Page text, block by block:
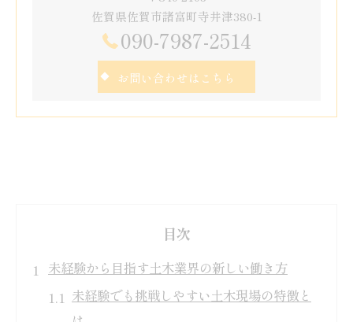
佐賀県佐賀市諸富町寺井津380-1
090-7987-2514
お問い合わせはこちら
目次
未経験から目指す土木業界の新しい働き方
未経験でも挑戦しやすい土木現場の特徴と